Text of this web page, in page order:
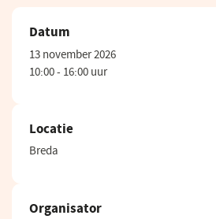
Datum
13 november 2026
10:00 - 16:00 uur
Locatie
Breda
Organisator